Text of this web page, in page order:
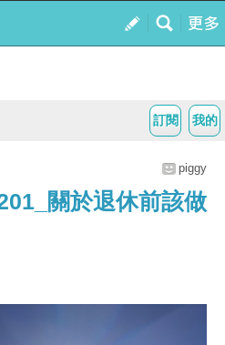
我的
訂閱
piggy
關於退休前該做